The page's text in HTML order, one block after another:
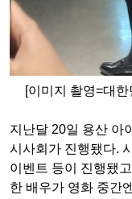
[이미지 촬영=대
지난달 20일 용산 아
시사회가 진행됐다.
이벤트 등이 진행됐
한 배우가 영화 중간